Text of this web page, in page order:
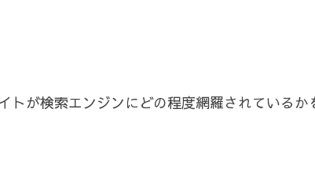
トが検索エンジンにどの程度網羅されているか